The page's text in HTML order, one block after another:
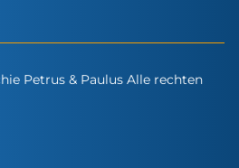
Petrus & Paulus Alle rechten